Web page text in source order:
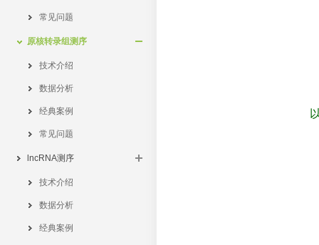
常见问题
原核转录组测序
技术介绍
数据分析
经典案例
常见问题
lncRNA测序
技术介绍
数据分析
经典案例